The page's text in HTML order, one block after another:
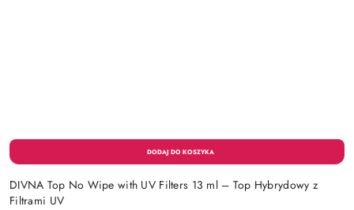
DIVNA Top No Wipe with UV Filters 13 ml – Top Hybrydowy z
Filtrami UV